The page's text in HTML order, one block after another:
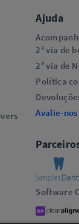
Ajuda
2ª via de
2ª via de
Política
Avalie-nos
Software